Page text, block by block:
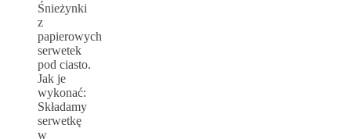
Śnieżynki
z
papierowych
serwetek
pod ciasto.
Jak je
wykonać:
Składamy
serwetkę
w